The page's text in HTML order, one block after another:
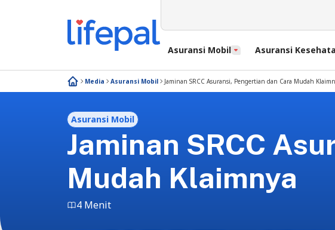
Asuransi Mobil Asuransi
Media Asuransi Mobil Jaminan SRCC Asuransi, Pengertian dan Cara Mudah
Asuransi Mobil
Jaminan SRCC
Mudah Klaimnya
4 Menit